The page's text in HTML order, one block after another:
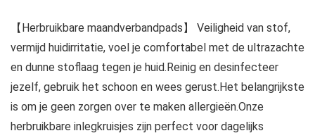
【Herbruikbare maandverbandpads】 Veiligheid van stof,
vermijd huidirritatie, voel je comfortabel met de ultrazachte
en dunne stoflaag tegen je huid.Reinig en desinfecteer
jezelf, gebruik het schoon en wees gerust.Het belangrijkste
is om je geen zorgen over te maken allergieën.Onze
herbruikbare inlegkruisjes zijn perfect voor dagelijks